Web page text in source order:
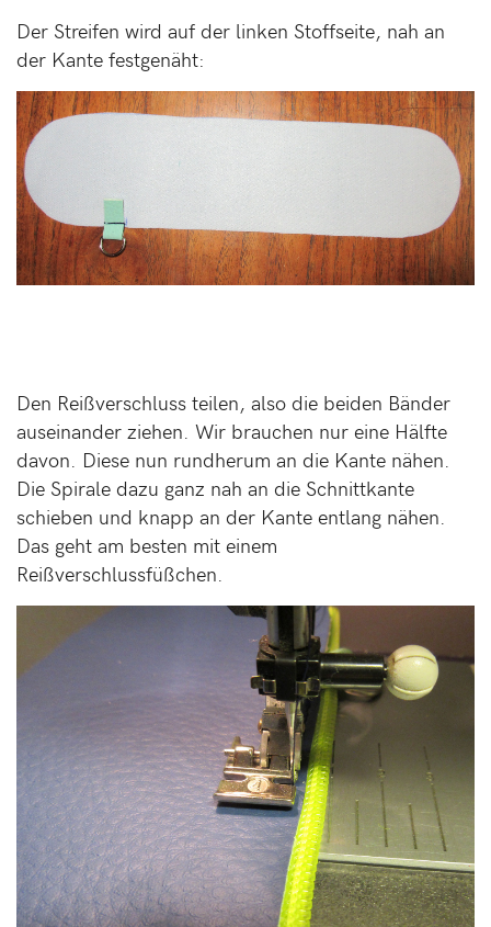
Der Streifen wird auf der linken Stoffseite, nah an
der Kante festgenäht:
Den Reißverschluss teilen, also die beiden Bänder
auseinander ziehen. Wir brauchen nur eine Hälfte
davon. Diese nun rundherum an die Kante nähen.
Die Spirale dazu ganz nah an die Schnittkante
schieben und knapp an der Kante entlang nähen.
Das geht am besten mit einem
Reißverschlussfüßchen.